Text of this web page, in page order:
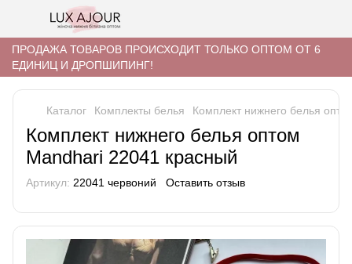
ПРОДАЖА ТОВАРОВ ПРОИСХОДИТ ТОЛЬКО ОПТОМ ОТ 6
ЕДИНИЦ И ДРОПШИПИНГ!
Каталог Комплекты белья Комплект нижнего белья
Комплект нижнего белья оптом
Mandhari 22041 красный
Артикул: 22041 червоний Оставить отзыв